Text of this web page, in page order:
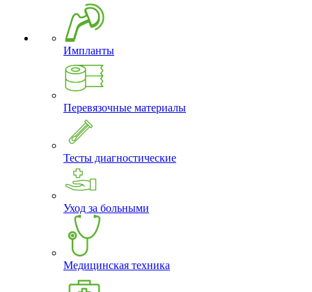
Импланты
Перевязочные материалы
Тесты диагностические
Уход за больными
Медицинская техника